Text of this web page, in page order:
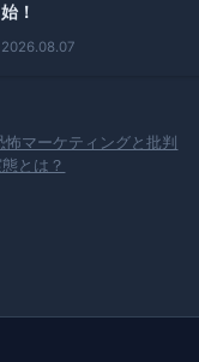
始！
2026.08.07
マーケティングと批判
とは？